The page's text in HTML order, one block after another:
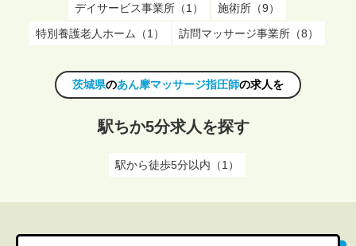
デイサービス事業所（1）
施術所（9）
特別養護老人ホーム（1）
訪問マッサージ事業所（8）
茨城県のあん摩マッサージ指圧師の求人を
駅ちか5分求人を探す
駅から徒歩5分以内（1）